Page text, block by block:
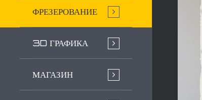
ФРЕЗЕРОВАНИЕ
3D ГРАФИКА
МАГАЗИН